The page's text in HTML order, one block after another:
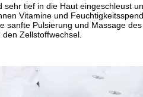
sehr tief in die Haut eingeschleust
Vitamine und
sanfte Pulsierung und Massage
Zellstoffwechsel.